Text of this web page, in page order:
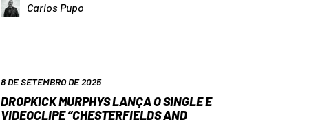
Carlos Pupo
8 DE SETEMBRO DE 2025
DROPKICK MURPHYS LANÇA O SINGLE E
VIDEOCLIPE “CHESTERFIELDS AND